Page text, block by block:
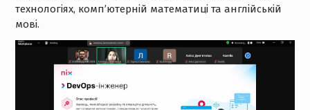
технологіях, комп’ютерній математиці та англійській
мові.